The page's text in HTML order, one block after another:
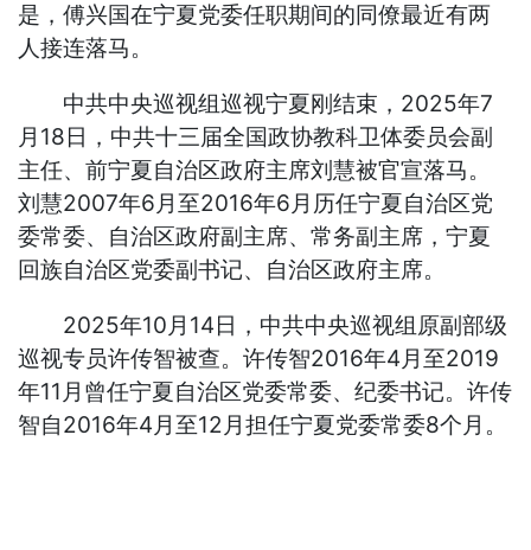
是，傅兴国在宁夏党委任职期间的同僚最近有两
人接连落马。
中共中央巡视组巡视宁夏刚结束，2025年7
月18日，中共十三届全国政协教科卫体委员会副
主任、前宁夏自治区政府主席刘慧被官宣落马。
刘慧2007年6月至2016年6月历任宁夏自治区党
委常委、自治区政府副主席、常务副主席，宁夏
回族自治区党委副书记、自治区政府主席。
2025年10月14日，中共中央巡视组原副部级
巡视专员许传智被查。许传智2016年4月至2019
年11月曾任宁夏自治区党委常委、纪委书记。许传
智自2016年4月至12月担任宁夏党委常委8个月。